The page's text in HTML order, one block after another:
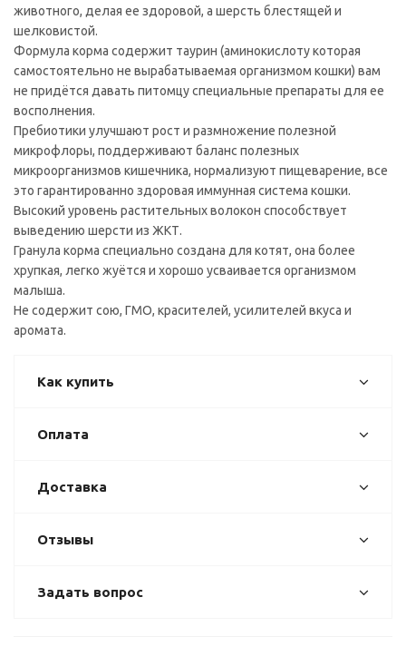
животного, делая ее здоровой, а шерсть блестящей и
шелковистой.
Формула корма содержит таурин (аминокислоту которая
самостоятельно не вырабатываемая организмом кошки) вам
не придётся давать питомцу специальные препараты для ее
восполнения.
Пребиотики улучшают рост и размножение полезной
микрофлоры, поддерживают баланс полезных
микроорганизмов кишечника, нормализуют пищеварение, все
это гарантированно здоровая иммунная система кошки.
Высокий уровень растительных волокон способствует
выведению шерсти из ЖКТ.
Гранула корма специально создана для котят, она более
хрупкая, легко жуётся и хорошо усваивается организмом
малыша.
Не содержит сою, ГМО, красителей, усилителей вкуса и
аромата.
Как купить
Оплата
Доставка
Отзывы
Задать вопрос